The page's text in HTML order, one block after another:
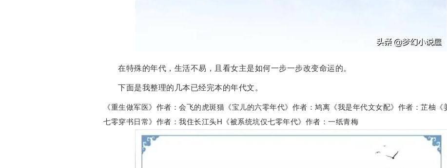
在特殊的年代，生活不易，且看女主是如何一步一步改变命运的。
下面是我整理的几本已经完本的年代文。
《重生做军医》作者：会飞的虎斑猫《宝儿的六零年代》作者：鸠离《我是年代文女配》作者：芷柚《
七零穿书日常》作者：我住长江头H《被系统坑仅七零年代》作者：一纸青梅